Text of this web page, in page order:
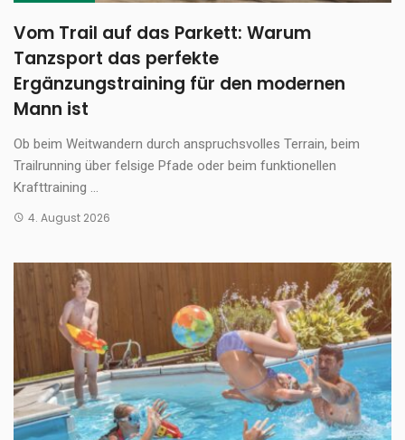
Vom Trail auf das Parkett: Warum
Tanzsport das perfekte
Ergänzungstraining für den modernen
Mann ist
Ob beim Weitwandern durch anspruchsvolles Terrain, beim
Trailrunning über felsige Pfade oder beim funktionellen
Krafttraining ...
4. August 2026